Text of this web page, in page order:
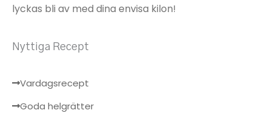
lyckas bli av med dina envisa kilon!
Nyttiga Recept
Vardagsrecept
Goda helgrätter